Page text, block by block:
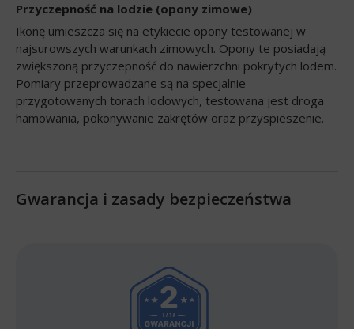
Przyczepność na lodzie (opony zimowe)
Ikonę umieszcza się na etykiecie opony testowanej w
najsurowszych warunkach zimowych. Opony te posiadają
zwiększoną przyczepność do nawierzchni pokrytych lodem.
Pomiary przeprowadzane są na specjalnie
przygotowanych torach lodowych, testowana jest droga
hamowania, pokonywanie zakrętów oraz przyspieszenie.
Gwarancja i zasady bezpieczeństwa